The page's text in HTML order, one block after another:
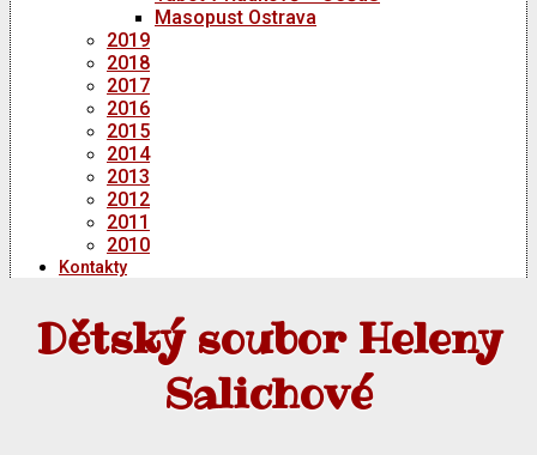
Masopust Ostrava
2019
2018
2017
2016
2015
2014
2013
2012
2011
2010
Kontakty
Dětský soubor Heleny
Salichové